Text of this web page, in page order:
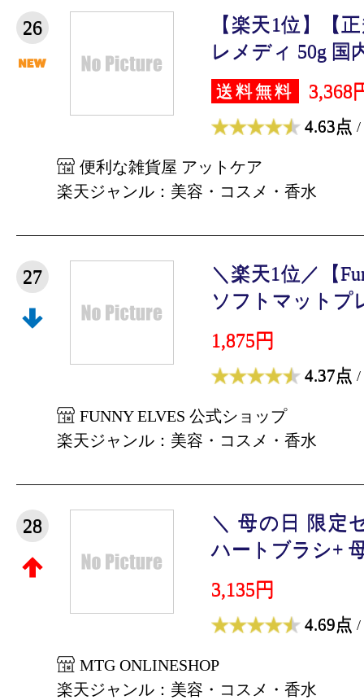
26
【楽天1位】【
レメディ 50g 国
送料無料 3,368
4.63点 /
便利な雑貨屋 アットケア
楽天ジャンル：美容・コスメ・香水
27
＼楽天1位／【
ソフトマットプ
1,875円
4.37点 /
FUNNY ELVES 公式ショップ
楽天ジャンル：美容・コスメ・香水
28
＼ 母の日 限定
ハートブラシ+
3,135円
4.69点 /
MTG ONLINESHOP
楽天ジャンル：美容・コスメ・香水